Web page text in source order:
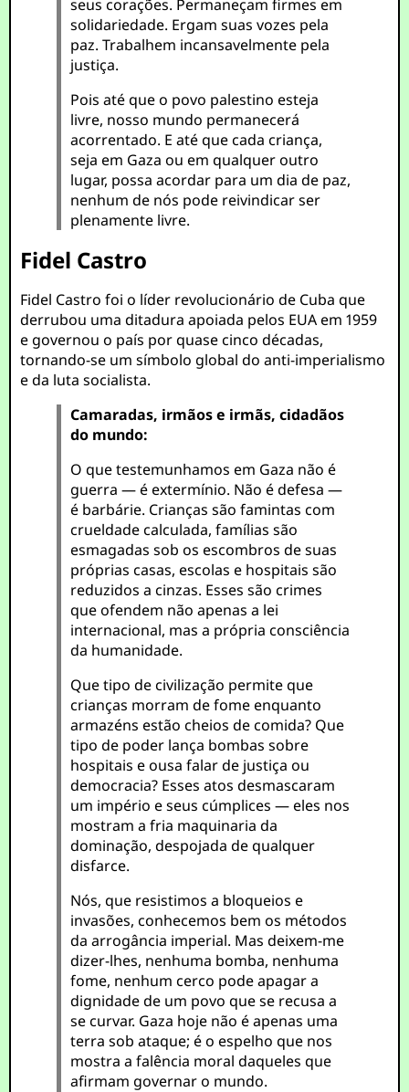
seus corações. Permaneçam firmes em
solidariedade. Ergam suas vozes pela
paz. Trabalhem incansavelmente pela
justiça.
Pois até que o povo palestino esteja
livre, nosso mundo permanecerá
acorrentado. E até que cada criança,
seja em Gaza ou em qualquer outro
lugar, possa acordar para um dia de paz,
nenhum de nós pode reivindicar ser
plenamente livre.
Fidel Castro
Fidel Castro foi o líder revolucionário de Cuba que
derrubou uma ditadura apoiada pelos EUA em 1959
e governou o país por quase cinco décadas,
tornando-se um símbolo global do anti-imperialismo
e da luta socialista.
Camaradas, irmãos e irmãs, cidadãos
do mundo:
O que testemunhamos em Gaza não é
guerra — é extermínio. Não é defesa —
é barbárie. Crianças são famintas com
crueldade calculada, famílias são
esmagadas sob os escombros de suas
próprias casas, escolas e hospitais são
reduzidos a cinzas. Esses são crimes
que ofendem não apenas a lei
internacional, mas a própria consciência
da humanidade.
Que tipo de civilização permite que
crianças morram de fome enquanto
armazéns estão cheios de comida? Que
tipo de poder lança bombas sobre
hospitais e ousa falar de justiça ou
democracia? Esses atos desmascaram
um império e seus cúmplices — eles nos
mostram a fria maquinaria da
dominação, despojada de qualquer
disfarce.
Nós, que resistimos a bloqueios e
invasões, conhecemos bem os métodos
da arrogância imperial. Mas deixem-me
dizer-lhes, nenhuma bomba, nenhuma
fome, nenhum cerco pode apagar a
dignidade de um povo que se recusa a
se curvar. Gaza hoje não é apenas uma
terra sob ataque; é o espelho que nos
mostra a falência moral daqueles que
afirmam governar o mundo.